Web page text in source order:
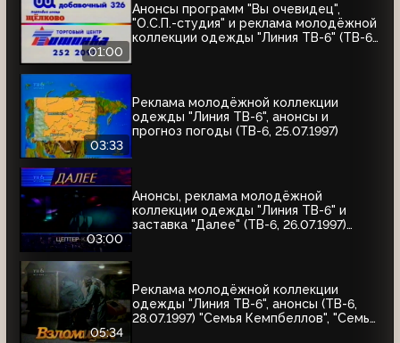
01:00
Анонсы программ "Вы очевидец",
"О.С.П.-студия" и реклама молодёжной
коллекции одежды "Линия ТВ-6" (ТВ-6,
03:33
Реклама молодёжной коллекции
одежды "Линия ТВ-6", анонсы и
прогноз погоды (ТВ-6, 25.07.1997)
03:00
Анонсы, реклама молодёжной
коллекции одежды "Линия ТВ-6" и
заставка "Далее" (ТВ-6, 26.07.1997)
05:34
Реклама молодёжной коллекции
одежды "Линия ТВ-6", анонсы (ТВ-6,
28.07.1997) "Семья Кемпбеллов", "Семья